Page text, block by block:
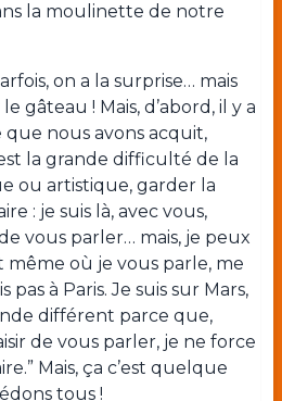
la moulinette de notre
on a la surprise… mais
gâteau ! Mais, d’abord, il y a
nous avons acquit,
la grande difficulté de la
ou artistique, garder la
: je suis là, avec vous,
vous parler… mais, je peux
où je vous parle, me
pas à Paris. Je suis sur Mars,
différent parce que,
de vous parler, je ne force
Mais, ça c’est quelque
tous !